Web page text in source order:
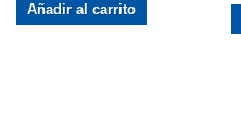
Añadir al carrito